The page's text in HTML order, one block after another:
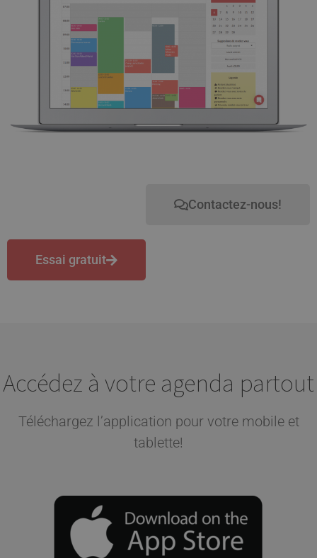
Contactez-nous!
Essai gratuit
Accédez à votre agenda partout
Téléchargez l’application pour votre mobile et
tablette!